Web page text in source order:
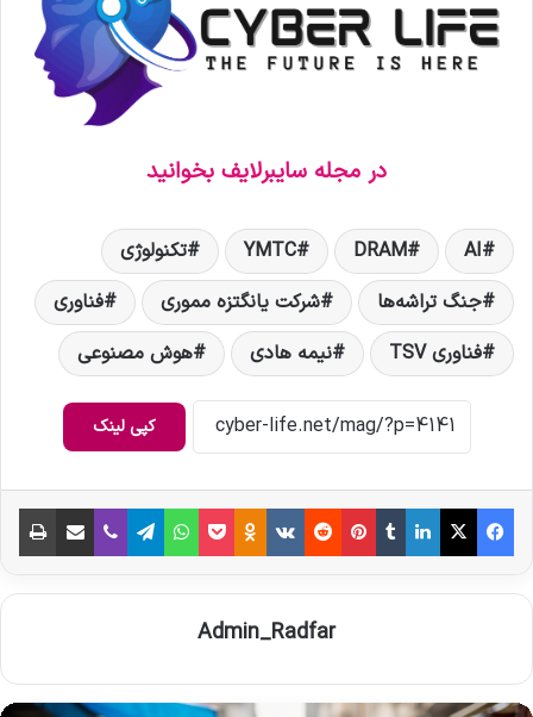
در مجله سایبرلایف بخوانید
AI
DRAM
YMTC
تکنولوژی
جنگ تراشه‌ها
شرکت یانگتزه مموری
فناوری
فناوری TSV
نیمه هادی هوش مصنوعی
کپی لینک
فیس بوک X لینکدین ‫تامبلر ‫پین‌ترست ‫رددیت ‫VKontakte
‫Odnoklassniki پاکت واتس آپ تلگرام وایبر اشتراک گذاری از طریق ایمیل
Admin_Radfar